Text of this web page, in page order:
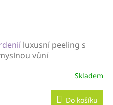
luxusní peeling s
vůní
Skladem
Do košíku